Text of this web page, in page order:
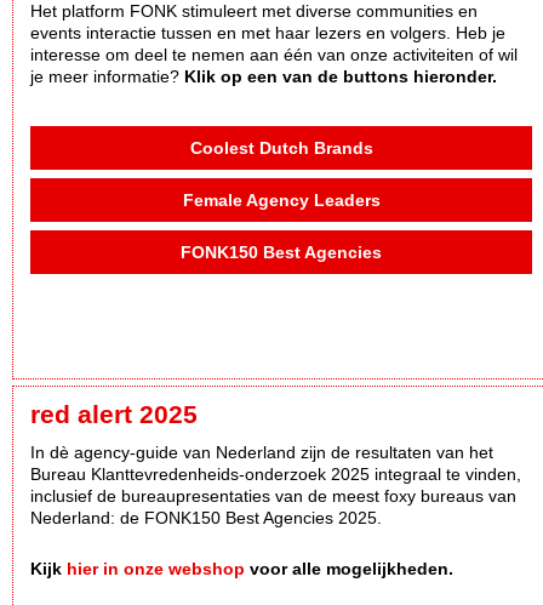
Het platform FONK stimuleert met diverse communities en
events interactie tussen en met haar lezers en volgers. Heb je
interesse om deel te nemen aan één van onze activiteiten of wil
je meer informatie? Klik op een van de buttons hieronder.
Coolest Dutch Brands
Female Agency Leaders
FONK150 Best Agencies
red alert 2025
In dè agency-guide van Nederland zijn de resultaten van het
Bureau Klanttevredenheids-onderzoek 2025 integraal te vinden,
inclusief de bureaupresentaties van de meest foxy bureaus van
Nederland: de FONK150 Best Agencies 2025.
Kijk hier in onze webshop voor alle mogelijkheden.